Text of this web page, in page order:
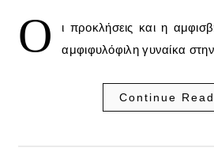
Ο
ι προκλήσεις και η
αμφιφυλόφιλη γυναίκα
Continue